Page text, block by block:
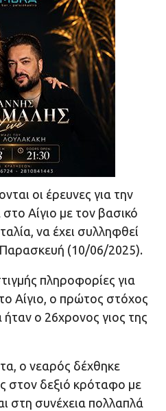
οι έρευνες για την
Αίγιο με τον βασικό
να έχει συλληφθεί
Παρασκευή (10/06/2025).
πληροφορίες για
Αίγιο, ο πρώτος στόχος
ο 26χρονος γιος της
ο νεαρός δέχθηκε
στον δεξιό κρόταφο με
στη συνέχεια πολλαπλά